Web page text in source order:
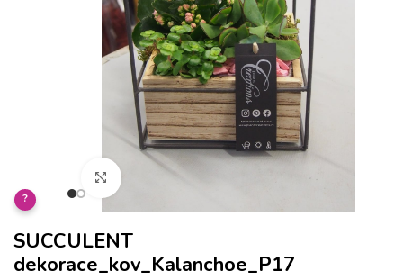
Klikněte pro zvětšení
?
SUCCULENT
dekorace_kov_Kalanchoe_P17